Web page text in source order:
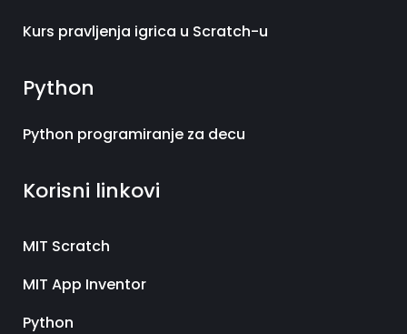
Kurs pravljenja igrica u Scratch-u
Python
Python programiranje za decu
Korisni linkovi
MIT Scratch
MIT App Inventor
Python